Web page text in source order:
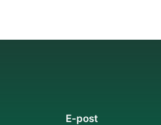
E-post